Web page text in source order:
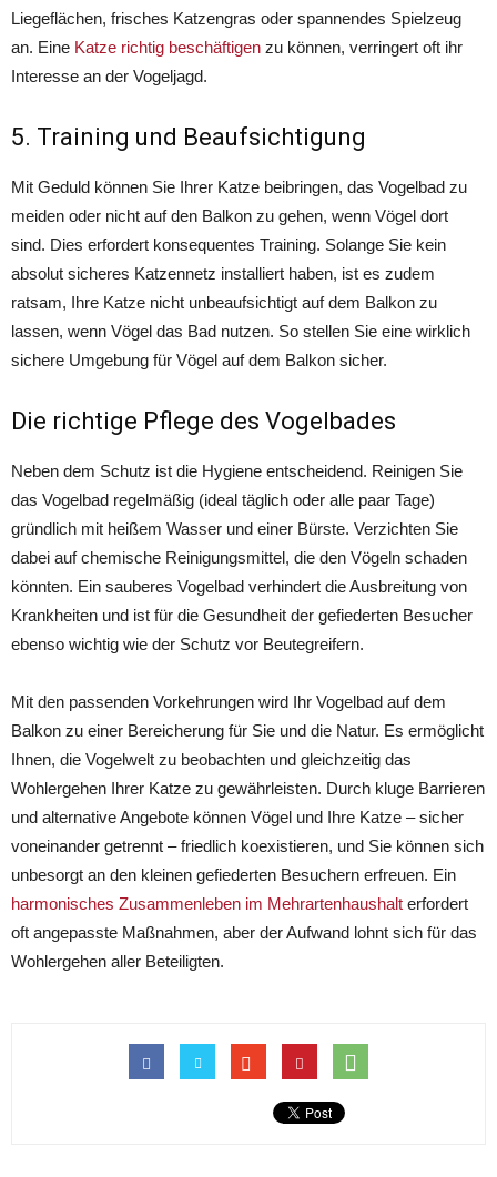
Liegeflächen, frisches Katzengras oder spannendes Spielzeug
an. Eine Katze richtig beschäftigen zu können, verringert oft ihr
Interesse an der Vogeljagd.
5. Training und Beaufsichtigung
Mit Geduld können Sie Ihrer Katze beibringen, das Vogelbad zu
meiden oder nicht auf den Balkon zu gehen, wenn Vögel dort
sind. Dies erfordert konsequentes Training. Solange Sie kein
absolut sicheres Katzennetz installiert haben, ist es zudem
ratsam, Ihre Katze nicht unbeaufsichtigt auf dem Balkon zu
lassen, wenn Vögel das Bad nutzen. So stellen Sie eine wirklich
sichere Umgebung für Vögel auf dem Balkon sicher.
Die richtige Pflege des Vogelbades
Neben dem Schutz ist die Hygiene entscheidend. Reinigen Sie
das Vogelbad regelmäßig (ideal täglich oder alle paar Tage)
gründlich mit heißem Wasser und einer Bürste. Verzichten Sie
dabei auf chemische Reinigungsmittel, die den Vögeln schaden
könnten. Ein sauberes Vogelbad verhindert die Ausbreitung von
Krankheiten und ist für die Gesundheit der gefiederten Besucher
ebenso wichtig wie der Schutz vor Beutegreifern.
Mit den passenden Vorkehrungen wird Ihr Vogelbad auf dem
Balkon zu einer Bereicherung für Sie und die Natur. Es ermöglicht
Ihnen, die Vogelwelt zu beobachten und gleichzeitig das
Wohlergehen Ihrer Katze zu gewährleisten. Durch kluge Barrieren
und alternative Angebote können Vögel und Ihre Katze – sicher
voneinander getrennt – friedlich koexistieren, und Sie können sich
unbesorgt an den kleinen gefiederten Besuchern erfreuen. Ein
harmonisches Zusammenleben im Mehrartenhaushalt erfordert
oft angepasste Maßnahmen, aber der Aufwand lohnt sich für das
Wohlergehen aller Beteiligten.